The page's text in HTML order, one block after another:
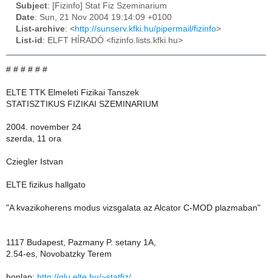
Subject: [Fizinfo] Stat Fiz Szeminarium
Date: Sun, 21 Nov 2004 19:14:09 +0100
List-archive: <http://sunserv.kfki.hu/pipermail/fizinfo>
List-id : ELFT HÍRADÓ <fizinfo.lists.kfki.hu>
# # # # # #
ELTE TTK Elmeleti Fizikai Tanszek
STATISZTIKUS FIZIKAI SZEMINARIUM
2004. november 24
szerda, 11 ora
Cziegler Istvan
ELTE fizikus hallgato
"A kvazikoherens modus vizsgalata az Alcator C-MOD plazmaban"
1117 Budapest, Pazmany P. setany 1A,
2.54-es, Novobatzky Terem